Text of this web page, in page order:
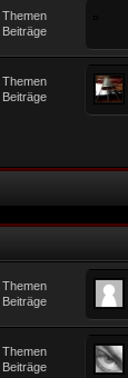
Themen
Beiträge
Themen
Beiträge
Themen
Beiträge
Themen
Beiträge